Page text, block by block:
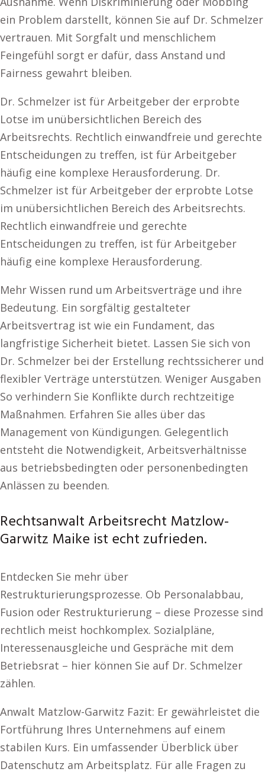
ein Problem darstellt, können Sie auf Dr. Schmelzer
vertrauen. Mit Sorgfalt und menschlichem
Feingefühl sorgt er dafür, dass Anstand und
Fairness gewahrt bleiben.
Dr. Schmelzer ist für Arbeitgeber der erprobte
Lotse im unübersichtlichen Bereich des
Arbeitsrechts. Rechtlich einwandfreie und gerechte
Entscheidungen zu treffen, ist für Arbeitgeber
häufig eine komplexe Herausforderung. Dr.
Schmelzer ist für Arbeitgeber der erprobte Lotse
im unübersichtlichen Bereich des Arbeitsrechts.
Rechtlich einwandfreie und gerechte
Entscheidungen zu treffen, ist für Arbeitgeber
häufig eine komplexe Herausforderung.
Mehr Wissen rund um Arbeitsverträge und ihre
Bedeutung. Ein sorgfältig gestalteter
Arbeitsvertrag ist wie ein Fundament, das
langfristige Sicherheit bietet. Lassen Sie sich von
Dr. Schmelzer bei der Erstellung rechtssicherer und
flexibler Verträge unterstützen. Weniger Ausgaben
So verhindern Sie Konflikte durch rechtzeitige
Maßnahmen. Erfahren Sie alles über das
Management von Kündigungen. Gelegentlich
entsteht die Notwendigkeit, Arbeitsverhältnisse
aus betriebsbedingten oder personenbedingten
Anlässen zu beenden.
Rechtsanwalt Arbeitsrecht Matzlow-
Garwitz Maike ist echt zufrieden.
Entdecken Sie mehr über
Restrukturierungsprozesse. Ob Personalabbau,
Fusion oder Restrukturierung – diese Prozesse sind
rechtlich meist hochkomplex. Sozialpläne,
Interessenausgleiche und Gespräche mit dem
Betriebsrat – hier können Sie auf Dr. Schmelzer
zählen.
Anwalt Matzlow-Garwitz Fazit: Er gewährleistet die
Fortführung Ihres Unternehmens auf einem
stabilen Kurs. Ein umfassender Überblick über
Datenschutz am Arbeitsplatz. Für alle Fragen zu